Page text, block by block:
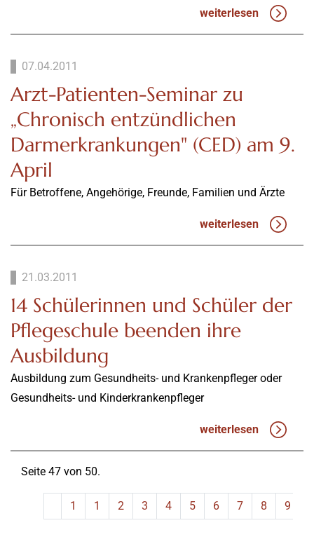
weiterlesen
07.04.2011
Arzt-Patienten-Seminar zu
„Chronisch entzündlichen
Darmerkrankungen" (CED) am 9.
April
Für Betroffene, Angehörige, Freunde, Familien und Ärzte
weiterlesen
21.03.2011
14 Schülerinnen und Schüler der
Pflegeschule beenden ihre
Ausbildung
Ausbildung zum Gesundheits- und Krankenpfleger oder
Gesundheits- und Kinderkrankenpfleger
weiterlesen
Seite 47 von 50.
1 1 2 3 4 5 6 7 8 9